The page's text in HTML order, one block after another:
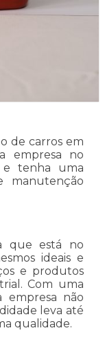
de carros em
empresa no
e tenha uma
manutenção
que está no
ideais e
e produtos
Com uma
empresa não
leva até
qualidade.